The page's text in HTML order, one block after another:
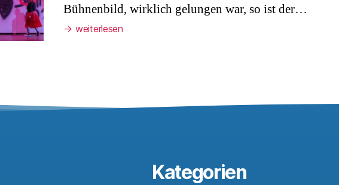
Bühnenbild, wirklich gelungen war, so ist der…
→ weiterlesen
Kategorien